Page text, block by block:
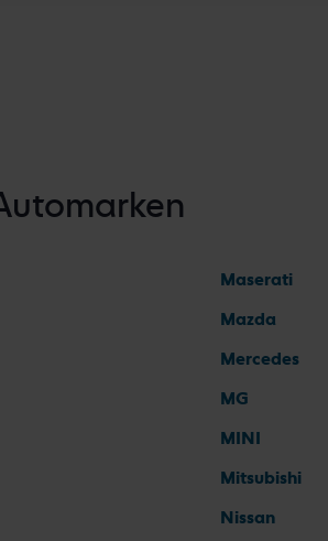
Maserati
Mazda
Mercedes
MG
MINI
Mitsubishi
Nissan